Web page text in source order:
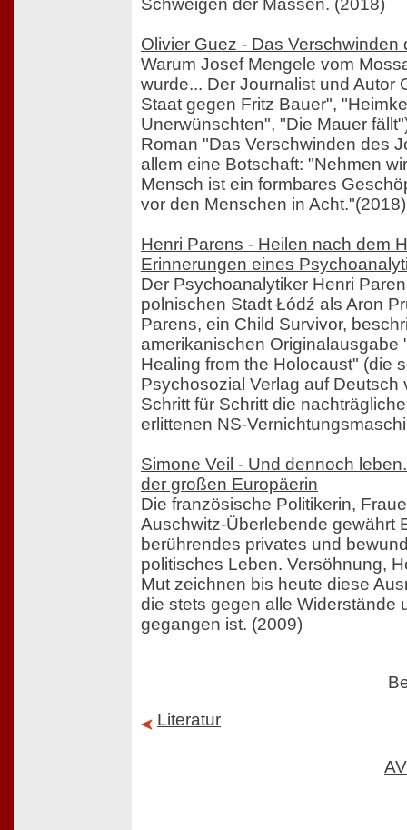
Schweigen der Massen. (2018)
Olivier Guez - Das Verschwinden
Warum Josef Mengele vom
wurde... Der Journalist und Autor
Staat gegen Fritz Bauer",
Unerwünschten", "Die Mauer
Roman "Das Verschwinden des
allem eine Botschaft: "Nehmen
Mensch ist ein formbares
vor den Menschen in Acht."(2018)
Henri Parens - Heilen nach dem
Erinnerungen eines
Der Psychoanalytiker Henri
polnischen Stadt Łódź als Aron
Parens, ein Child Survivor,
amerikanischen Originalausgabe
Healing from the Holocaust" (die
Psychosozial Verlag auf Deutsch
Schritt für Schritt die
erlittenen NS-
Simone Veil - Und dennoch
der großen Europäerin
Die französische Politikerin,
Auschwitz-Überlebende gewährt
berührendes privates und
politisches Leben. Versöhnung,
Mut zeichnen bis heute diese
die stets gegen alle Widerstände
gegangen ist. (2009)
Literatur